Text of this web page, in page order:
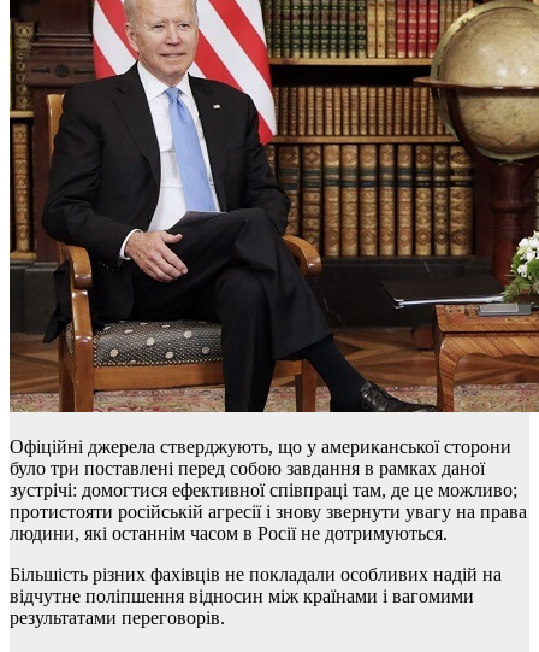
Офіційні джерела стверджують, що у американської сторони
було три поставлені перед собою завдання в рамках даної
зустрічі: домогтися ефективної співпраці там, де це можливо;
протистояти російській агресії і знову звернути увагу на права
людини, які останнім часом в Росії не дотримуються.
Більшість різних фахівців не покладали особливих надій на
відчутне поліпшення відносин між країнами і вагомими
результатами переговорів.